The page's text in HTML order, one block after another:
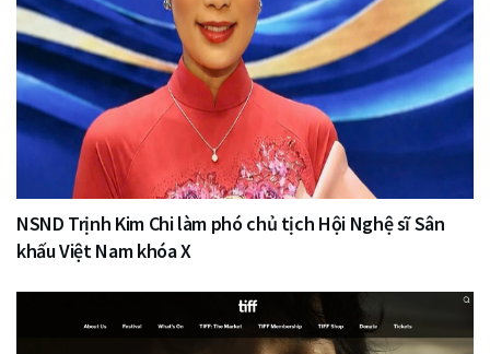
NSND Trịnh Kim Chi làm phó chủ tịch Hội Nghệ sĩ Sân
khấu Việt Nam khóa X